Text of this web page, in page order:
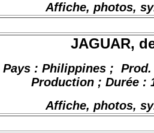
Affiche, photos,
JAGUAR,
Pays : Philippines ; Prod
Production ; Durée :
Affiche, photos,